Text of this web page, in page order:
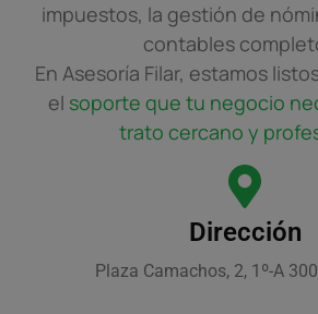
impuestos, la gestión de
contables
En Asesoría Filar, estamos
el soporte que tu negocio
trato cercano y
Dirección
Plaza Camachos, 2, 1º-A